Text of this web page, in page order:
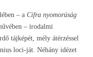
– a Cifra nyomorúság
– irodalmi
tájképét, mély átérzéssel
loci-ját. Néhány idézet